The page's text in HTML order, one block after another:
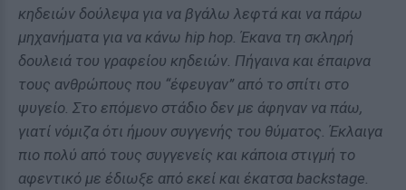
κηδειών δούλεψα για να βγάλω λεφτά και να πάρω
μηχανήματα για να κάνω hip hop. Έκανα τη σκληρή
δουλειά του γραφείου κηδειών. Πήγαινα και έπαιρνα
τους ανθρώπους που “έφευγαν” από το σπίτι στο
ψυγείο. Στο επόμενο στάδιο δεν με άφηναν να πάω,
γιατί νόμιζα ότι ήμουν συγγενής του θύματος. Έκλαιγα
πιο πολύ από τους συγγενείς και κάποια στιγμή το
αφεντικό με έδιωξε από εκεί και έκατσα backstage.